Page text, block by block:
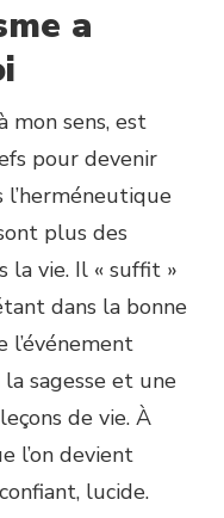
a
mon sens, est
pour devenir
l’herméneutique
plus des
la vie. Il « suffit »
dans la bonne
l’événement
sagesse et une
de vie. À
l’on devient
lucide.